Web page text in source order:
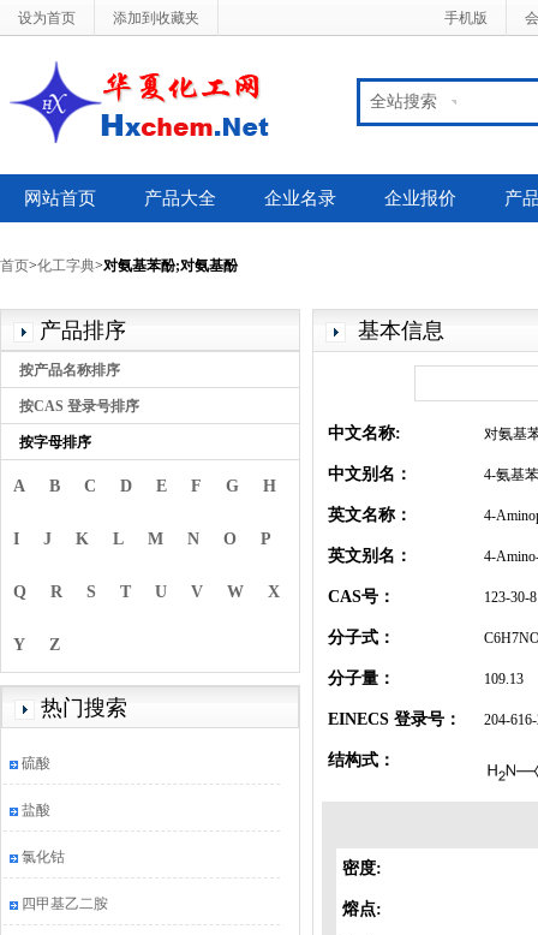
设为首页 添加到收藏夹 手机版
全站搜索
网站首页 产品大全 企业名录 企业报价 产
首页>化工字典>对氨基苯酚;对氨基酚
产品排序
按产品名称排序
按CAS 登录号排序
按字母排序
A B C D E F G H
I J K L M N O P
Q R S T U V W X
Y Z
热门搜索
硫酸
盐酸
氯化钴
四甲基乙二胺
基本信息
中文名称: 对氨基
中文别名： 4-氨基
英文名称： 4-
英文别名： 4-
CAS号： 123-30-8
分子式：
分子量： 109.13
EINECS 登录号： 204-
结构式：
密度:
熔点: